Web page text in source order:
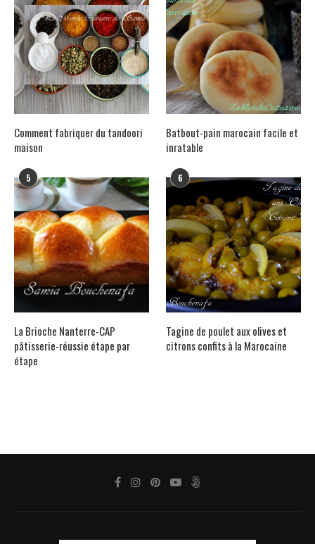
Comment fabriquer du tandoori
maison
Batbout-pain marocain facile et
inratable
5
La Brioche Nanterre-CAP
pâtisserie-réussie étape par
étape
6
Tagine de poulet aux olives et
citrons confits à la Marocaine